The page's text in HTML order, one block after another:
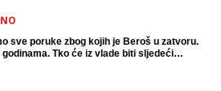
sve poruke zbog kojih je Beroš u zatvoru.
godinama. Tko će iz vlade biti sljedeći